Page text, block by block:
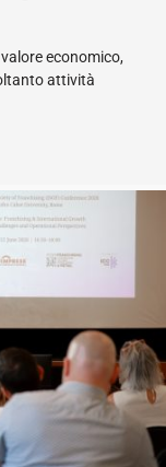
economico,
attività